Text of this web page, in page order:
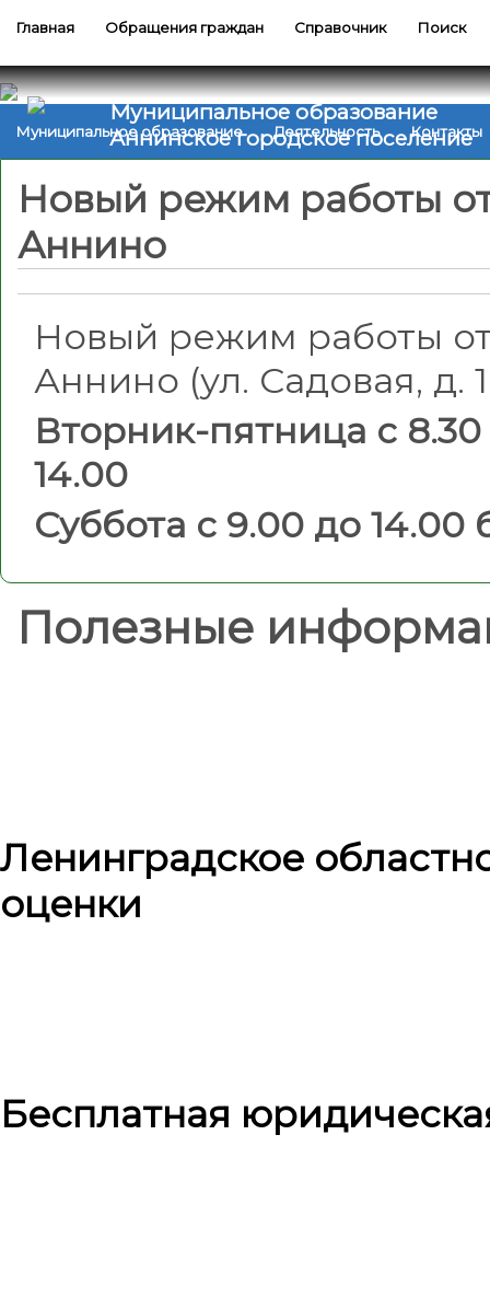
Главная Обращения граждан Справочник Поиск
Муниципальное образование
Аннинское городское поселение
Муниципальное образование Деятельность Контакты
Новый режим работы
Аннино
Новый режим работы
Аннино (ул. Садовая, д.
Вторник-пятница с
14.00
Суббота с 9.00 до 14.00
Полезные
Ленинградское
оценки
Бесплатная